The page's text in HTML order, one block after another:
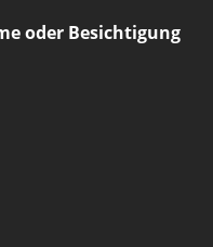
oder Besichtigung